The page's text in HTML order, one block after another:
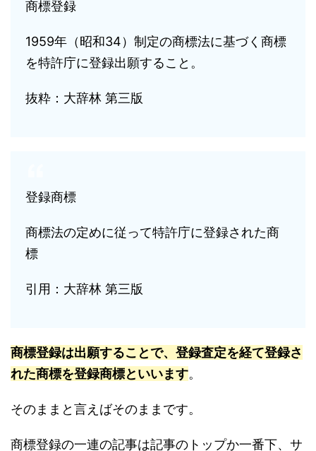
商標登録
1959年（昭和34）制定の商標法に基づく商標
を特許庁に登録出願すること。
抜粋：大辞林 第三版
登録商標
商標法の定めに従って特許庁に登録された商
標
引用：大辞林 第三版
商標登録は出願することで、登録査定を経て登録さ
れた商標を登録商標といいます。
そのままと言えばそのままです。
商標登録の一連の記事は記事のトップか一番下、サ